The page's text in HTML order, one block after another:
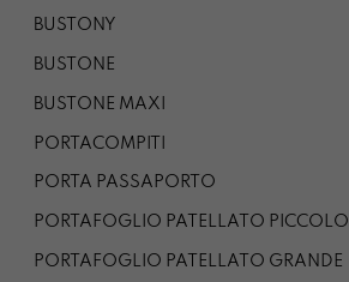
BUSTONY
BUSTONE
BUSTONE MAXI
PORTACOMPITI
PORTA PASSAPORTO
PORTAFOGLIO PATELLATO PICCOLO
PORTAFOGLIO PATELLATO GRANDE